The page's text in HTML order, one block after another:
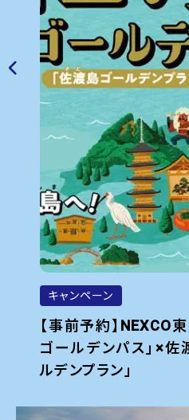
キャンペーン
【事前予約】NEXCO
ゴールデンパス」×佐
ルデンプラン」